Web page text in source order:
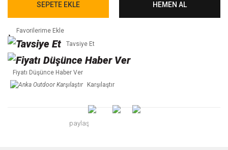
SEPETE EKLE HEMEN AL
Tavsiye Et
Fiyatı Düşünce Haber Ver
Karşılaştır
paylaş